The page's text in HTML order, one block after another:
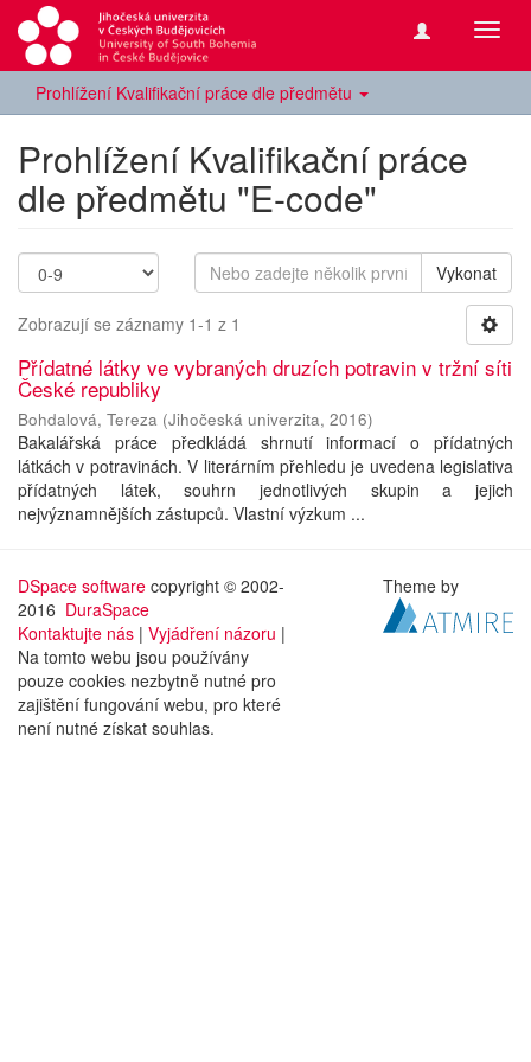
Prohlížení Kvalifikační práce dle předmětu
Prohlížení Kvalifikační práce
dle předmětu "E-code"
Vykonat
Zobrazují se záznamy 1-1 z 1
Přídatné látky ve vybraných druzích potravin v tržní síti
České republiky
Bohdalová, Tereza (Jihočeská univerzita, 2016)
Bakalářská práce předkládá shrnutí informací o přídatných
látkách v potravinách. V literárním přehledu je uvedena legislativa
přídatných látek, souhrn jednotlivých skupin a jejich
nejvýznamnějších zástupců. Vlastní výzkum ...
DSpace software copyright © 2002-
2016 DuraSpace
Kontaktujte nás | Vyjádření názoru |
Na tomto webu jsou používány
pouze cookies nezbytně nutné pro
zajištění fungování webu, pro které
není nutné získat souhlas.
Theme by